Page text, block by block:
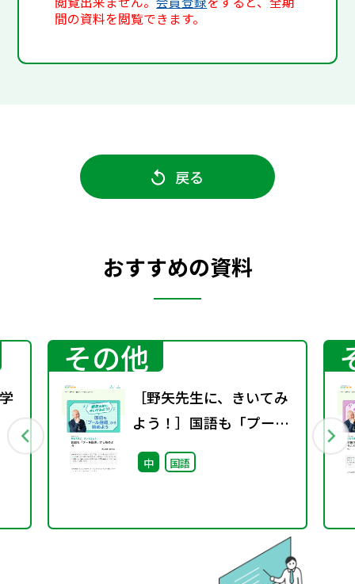
間の資料を閲覧できます。
戻る
おすすめの資料
その他
［野矢先生に、きいてみ
よう！］国語も「プール
指導」から始めよう
中 国語